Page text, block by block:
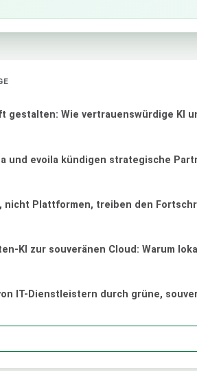
gestalten: Wie vertrauenswürdige KI
und evoila kündigen strategische
nicht Plattformen, treiben den
KI zur souveränen Cloud: Warum
IT-Dienstleistern durch grüne,